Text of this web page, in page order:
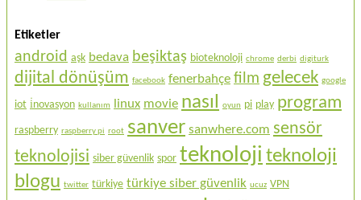
Etiketler
android aşk bedava beşiktaş bioteknoloji chrome derbi digiturk
dijital dönüşüm facebook fenerbahçe film gelecek google
iot i̇novasyon kullanım linux movie nasıl oyun pi play program
raspberry raspberry pi root sanver sanwhere.com sensör
teknolojisi siber güvenlik spor teknoloji teknoloji
blogu twitter türkiye türkiye siber güvenlik ucuz VPN